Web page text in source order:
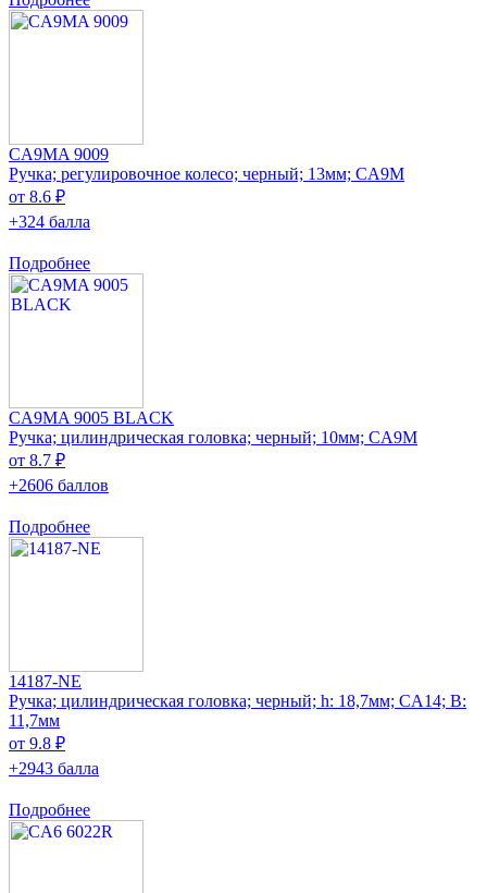
CA9MA 9009
Ручка; регулировочное колесо; черный; 13мм; CA9M
от 8.6 ₽
+324 балла
Подробнее
CA9MA 9005 BLACK
Ручка; цилиндрическая головка; черный; 10мм; CA9M
от 8.7 ₽
+2606 баллов
Подробнее
14187-NE
Ручка; цилиндрическая головка; черный; h: 18,7мм; CA14; В:
11,7мм
от 9.8 ₽
+2943 балла
Подробнее